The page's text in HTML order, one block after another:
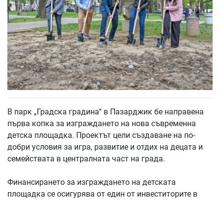
В парк „Градска градина“ в Пазарджик бе направена
първа копка за изграждането на нова съвременна
детска площадка. Проектът цели създаване на по-
добри условия за игра, развитие и отдих на децата и
семействата в централната част на града.
Финансирането за изграждането на детската
площадка се осигурява от един от инвеститорите в